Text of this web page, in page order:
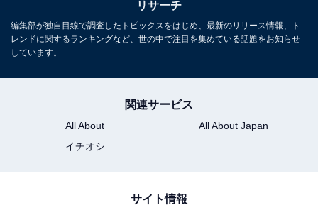
リサーチ
編集部が独自目線で調査したトピックスをはじめ、最新のリリース情報、ト
レンドに関するランキングなど、世の中で注目を集めている話題をお知らせ
しています。
関連サービス
All About
All About Japan
イチオシ
サイト情報